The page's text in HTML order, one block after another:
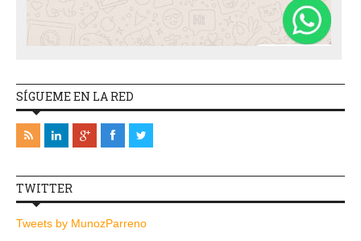
SÍGUEME EN LA RED
TWITTER
Tweets by MunozParreno